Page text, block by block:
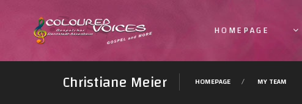
HOMEPAGE
Christiane Meier HOMEPAGE MY TEAM